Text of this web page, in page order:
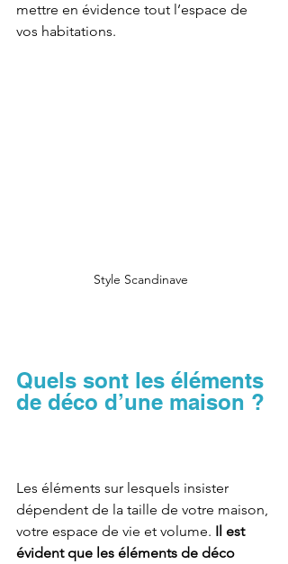
mettre en évidence tout l’espace de
vos habitations.
Style Scandinave
Quels sont les éléments
de déco d’une maison ?
Les éléments sur lesquels insister
dépendent de la taille de votre maison,
votre espace de vie et volume. Il est
évident que les éléments de déco